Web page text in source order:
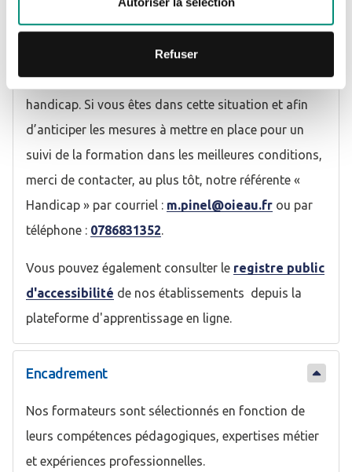
Refuser
respectons les dispositions en matière
d’accessibilité sur nos installations. Une référente «
Handicap » a été nommée afin d’orienter, d’informer
et d’accompagner les personnes en situation de
handicap. Si vous êtes dans cette situation et afin
d’anticiper les mesures à mettre en place pour un
suivi de la formation dans les meilleures conditions,
merci de contacter, au plus tôt, notre référente «
Handicap » par courriel : m.pinel@oieau.fr ou par
téléphone : 0786831352.
Vous pouvez également consulter le registre public
d'accessibilité de nos établissements depuis la
plateforme d'apprentissage en ligne.
Encadrement
Nos formateurs sont sélectionnés en fonction de
leurs compétences pédagogiques, expertises métier
et expériences professionnelles.